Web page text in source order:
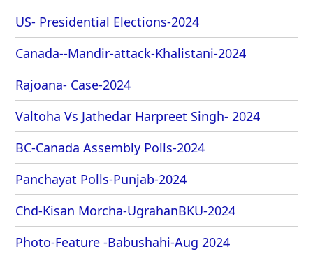
US- Presidential Elections-2024
Canada--Mandir-attack-Khalistani-2024
Rajoana- Case-2024
Valtoha Vs Jathedar Harpreet Singh- 2024
BC-Canada Assembly Polls-2024
Panchayat Polls-Punjab-2024
Chd-Kisan Morcha-UgrahanBKU-2024
Photo-Feature -Babushahi-Aug 2024